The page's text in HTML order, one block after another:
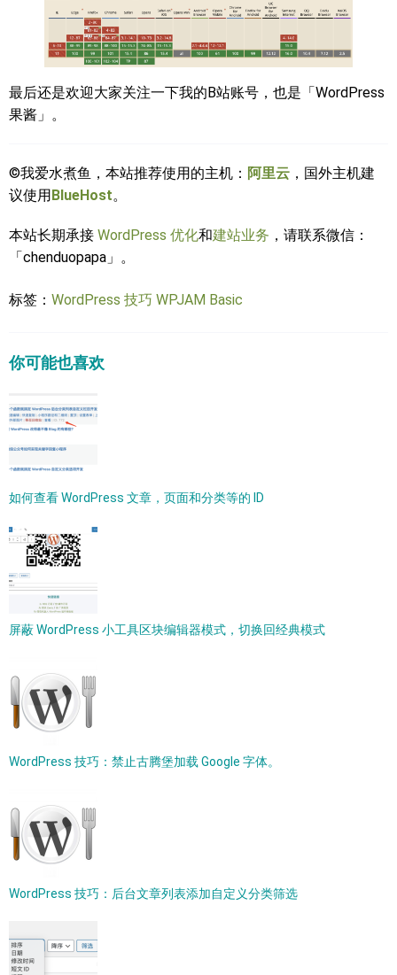
最后还是欢迎大家关注一下我的B站账号，也是「WordPress
果酱」。
©我爱水煮鱼，本站推荐使用的主机： 阿里云 ，国外主机建
议使用BlueHost。
本站长期承接 WordPress 优化和建站业务 ，请联系微信：
「chenduopapa」。
标签： WordPress 技巧 WPJAM Basic
你可能也喜欢
如何查看 WordPress 文章，页面和分类等的 ID
屏蔽 WordPress 小工具区块编辑器模式，切换回经典模式
WordPress 技巧：禁止古腾堡加载 Google 字体。
WordPress 技巧：后台文章列表添加自定义分类筛选